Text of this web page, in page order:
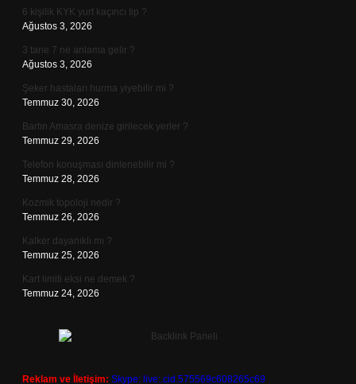
6 kişilik KYK yurt kaçıncı tip ?
Ağustos 3, 2026
3 tane 7 ne anlama gelir ?
Ağustos 3, 2026
Şeker hastaları hurma yiyebilir mi ?
Temmuz 30, 2026
Bartın Amasra denize girilecek yerler ?
Temmuz 29, 2026
Telefon konuşması dinlenebilir mi ?
Temmuz 28, 2026
Kozmik topoloji nedir ?
Temmuz 26, 2026
Kalker dayanıklı mı ?
Temmuz 25, 2026
Kart limiti eksi ne demek ?
Temmuz 24, 2026
Reklam ve İletişim: Skype: live:.cid.575569c608265c69